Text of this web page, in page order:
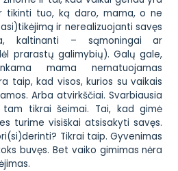
tikinti tuo, ką daro, mama, o ne
ir nerealizuojanti savęs
kaltinanti – sąmoningai ar
prarastų galimybių). Galų gale,
mama nematuojamas
taip, kad visos, kurios su vaikais
Arba atvirkščiai. Svarbiausia
tikrai šeimai. Tai, kad gimė
turime visiškai atsisakyti savęs.
Tikrai taip. Gyvenimas
buvęs. Bet vaiko gimimas nėra